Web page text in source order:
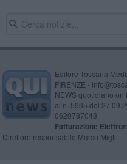
Editore Toscana
FIRENZE -
NEWS quotidiano
al n. 5935 del
0620787048
Fatturazione
Direttore responsabile Marco Migli